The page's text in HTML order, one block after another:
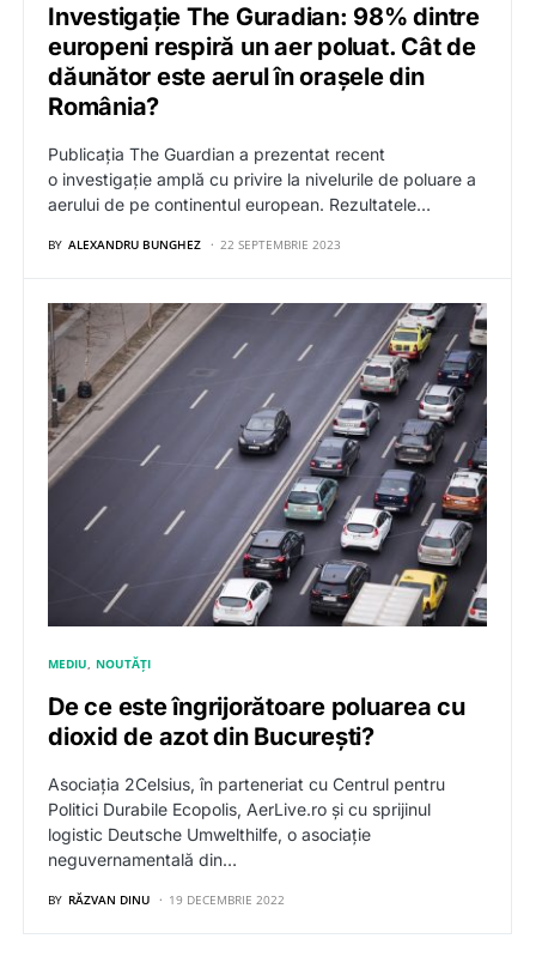
Investigație The Guradian: 98% dintre
europeni respiră un aer poluat. Cât de
dăunător este aerul în orașele din
România?
Publicația The Guardian a prezentat recent
o investigație amplă cu privire la nivelurile de poluare a
aerului de pe continentul european. Rezultatele…
BY ALEXANDRU BUNGHEZ 22 SEPTEMBRIE 2023
MEDIU NOUTĂȚI
De ce este îngrijorătoare poluarea cu
dioxid de azot din București?
Asociația 2Celsius, în parteneriat cu Centrul pentru
Politici Durabile Ecopolis, AerLive.ro și cu sprijinul
logistic Deutsche Umwelthilfe, o asociație
neguvernamentală din…
BY RĂZVAN DINU 19 DECEMBRIE 2022